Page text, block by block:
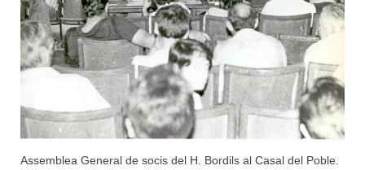
Assemblea General de socis del H. Bordils al Casal del Poble.